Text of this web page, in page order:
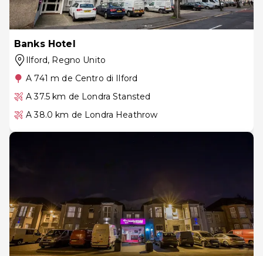
Banks Hotel
Ilford, Regno Unito
A 741 m de Centro di Ilford
A 37.5 km de Londra Stansted
A 38.0 km de Londra Heathrow